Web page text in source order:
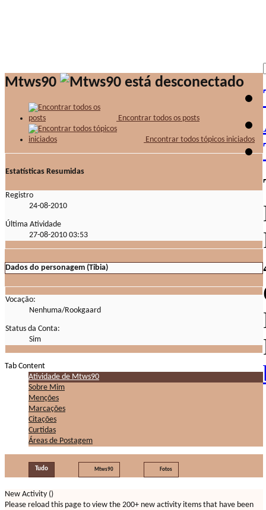
Mtws90
Encontrar todos os posts
Encontrar todos tópicos iniciados
Estatísticas Resumidas
Registro
24-08-2010
Última Atividade
27-08-2010 03:53
Dados do personagem (Tibia)
Vocação:
Nenhuma/Rookgaard
Status da Conta:
Sim
Tab Content
Atividade de Mtws90
Sobre Mim
Menções
Marcações
Citações
Curtidas
Áreas de Postagem
Tudo Mtws90 Fotos
New Activity ()
Please reload this page to view the 200+ new activity items that have been